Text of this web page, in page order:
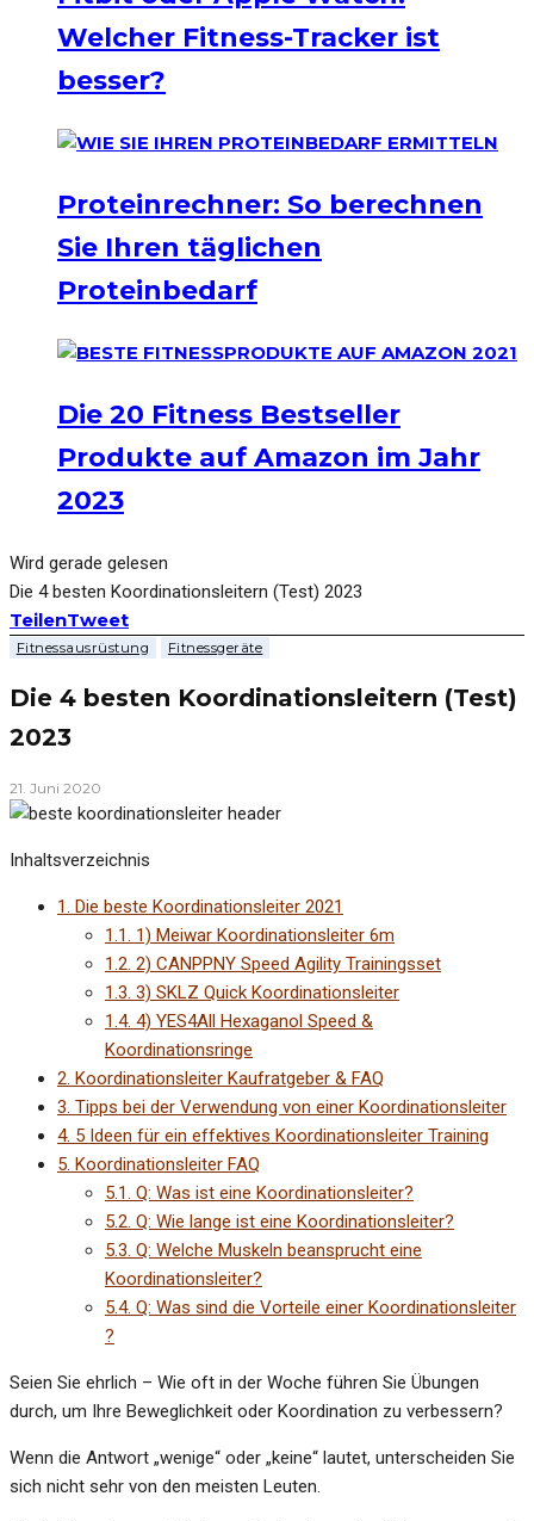
Welcher Fitness-Tracker ist
besser?
Proteinrechner: So berechnen
Sie Ihren täglichen
Proteinbedarf
Die 20 Fitness Bestseller
Produkte auf Amazon im Jahr
2023
Wird gerade gelesen
Die 4 besten Koordinationsleitern (Test) 2023
TeilenTweet
Fitnessausrüstung Fitnessgeräte
Die 4 besten Koordinationsleitern (Test)
2023
21. Juni 2020
Inhaltsverzeichnis
1. Die beste Koordinationsleiter 2021
1.1. 1) Meiwar Koordinationsleiter 6m
1.2. 2) CANPPNY Speed Agility Trainingsset
1.3. 3) SKLZ Quick Koordinationsleiter
1.4. 4) YES4All Hexaganol Speed &
Koordinationsringe
2. Koordinationsleiter Kaufratgeber & FAQ
3. Tipps bei der Verwendung von einer Koordinationsleiter
4. 5 Ideen für ein effektives Koordinationsleiter Training
5. Koordinationsleiter FAQ
5.1. Q: Was ist eine Koordinationsleiter?
5.2. Q: Wie lange ist eine Koordinationsleiter?
5.3. Q: Welche Muskeln beansprucht eine
Koordinationsleiter?
5.4. Q: Was sind die Vorteile einer Koordinationsleiter
?
Seien Sie ehrlich – Wie oft in der Woche führen Sie Übungen
durch, um Ihre Beweglichkeit oder Koordination zu verbessern?
Wenn die Antwort „wenige“ oder „keine“ lautet, unterscheiden Sie
sich nicht sehr von den meisten Leuten.